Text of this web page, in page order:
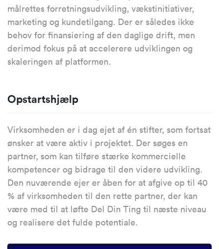
målrettes forretningsudvikling, vækstinitiativer,
marketing og kundetilgang. Der er således ikke
behov for finansiering af den daglige drift, men
derimod fokus på at accelerere udviklingen og
skaleringen af platformen.
Opstartshjælp
Virksomheden er i dag ejet af én stifter, som fortsat
ønsker at være aktiv i projektet. Der søges en
partner, som kan tilføre stærke kommercielle
kompetencer og bidrage til den videre udvikling.
Den nuværende ejer er åben for at afgive op til 40
% af virksomheden til den rette partner, der kan
være med til at løfte Del Din Ting til næste niveau
og realisere det fulde potentiale.